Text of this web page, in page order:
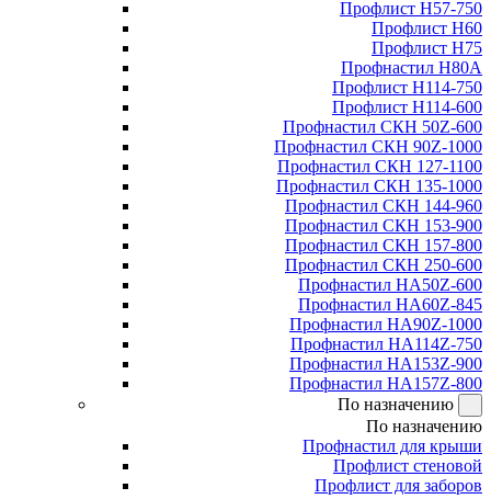
Профлист Н57-750
Профлист Н60
Профлист Н75
Профнастил Н80А
Профлист Н114-750
Профлист Н114-600
Профнастил СКН 50Z-600
Профнастил СКН 90Z-1000
Профнастил СКН 127-1100
Профнастил СКН 135-1000
Профнастил СКН 144-960
Профнастил СКН 153-900
Профнастил СКН 157-800
Профнастил СКН 250-600
Профнастил НА50Z-600
Профнастил НА60Z-845
Профнастил НА90Z-1000
Профнастил НА114Z-750
Профнастил НА153Z-900
Профнастил НА157Z-800
По назначению
По назначению
Профнастил для крыши
Профлист стеновой
Профлист для заборов